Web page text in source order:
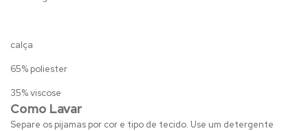
calça
65% poliester
35% viscose
Como Lavar
Separe os pijamas por cor e tipo de tecido. Use um detergente